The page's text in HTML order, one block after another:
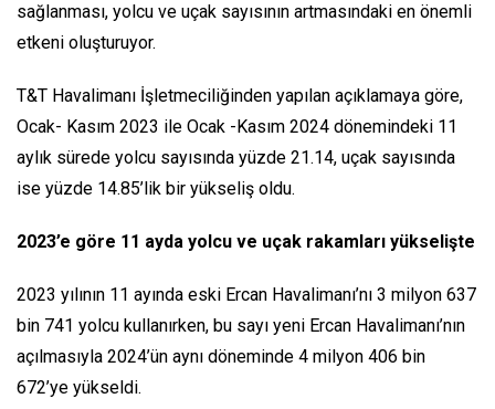
sağlanması, yolcu ve uçak sayısının artmasındaki en önemli
etkeni oluşturuyor.
T&T Havalimanı İşletmeciliğinden yapılan açıklamaya göre,
Ocak- Kasım 2023 ile Ocak -Kasım 2024 dönemindeki 11
aylık sürede yolcu sayısında yüzde 21.14, uçak sayısında
ise yüzde 14.85’lik bir yükseliş oldu.
2023’e göre 11 ayda yolcu ve uçak rakamları yükselişte
2023 yılının 11 ayında eski Ercan Havalimanı’nı 3 milyon 637
bin 741 yolcu kullanırken, bu sayı yeni Ercan Havalimanı’nın
açılmasıyla 2024’ün aynı döneminde 4 milyon 406 bin
672’ye yükseldi.